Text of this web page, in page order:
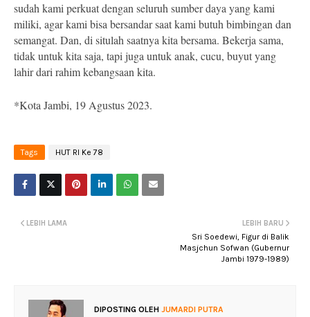
sudah kami perkuat dengan seluruh sumber daya yang kami
miliki, agar kami bisa bersandar saat kami butuh bimbingan dan
semangat. Dan, di situlah saatnya kita bersama. Bekerja sama,
tidak untuk kita saja, tapi juga untuk anak, cucu, buyut yang
lahir dari rahim kebangsaan kita.
*Kota Jambi, 19 Agustus 2023.
Tags HUT RI Ke 78
LEBIH BARU
Sri Soedewi, Figur di Balik
Masjchun Sofwan (Gubernur
Jambi 1979-1989)
LEBIH LAMA
DIPOSTING OLEH JUMARDI PUTRA